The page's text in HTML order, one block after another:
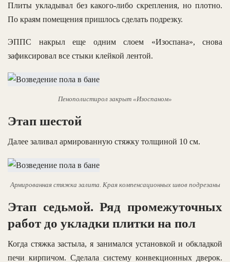
Плиты укладывал без какого-либо скрепления, но плотно.
По краям помещения пришлось сделать подрезку.
ЭППС накрыл еще одним слоем «Изоспана», снова
зафиксировал все стыки клейкой лентой.
Пенополистирол закрыт «Изоспаном»
Этап шестой
Далее заливал армированную стяжку толщиной 10 см.
Армированная стяжка залита. Края компенсационных швов подрезаны
Этап седьмой. Ряд промежуточных
работ до укладки плитки на пол
Когда стяжка застыла, я занимался установкой и обкладкой
печи кирпичом. Сделала систему конвекционных дверок.